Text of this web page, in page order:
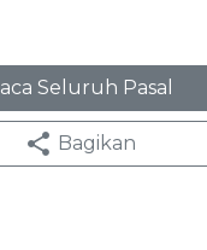
Seluruh Pasal
Bagikan